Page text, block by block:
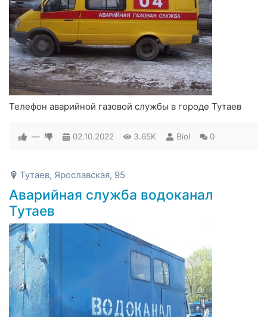
Телефон аварийной газовой службы в городе Тутаев
— 02.10.2022 3.65K Biol 0
Тутаев, Ярославская, 95
Аварийная служба водоканал
Тутаев